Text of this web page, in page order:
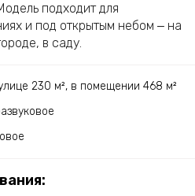
подходит для
и под открытым небом ‒ на
в саду.
230 м², в помещении 468 м²